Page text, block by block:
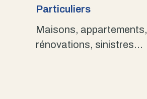
Particuliers
Maisons, appartements,
rénovations, sinistres…